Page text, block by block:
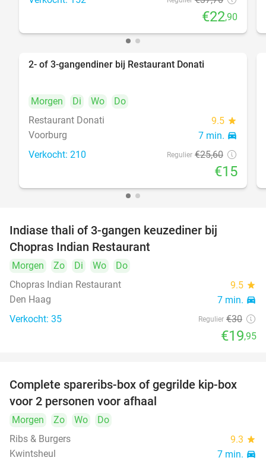
€22,90
2- of 3-gangendiner bij Restaurant Donati
Morgen Di Wo
Do
Restaurant Donati
9.5 star
Voorburg 7 min. directions_car
Verkocht: 210 Regulier €25,60
€15
Indiase thali of 3-gangen keuzediner bij
Chopras Indian Restaurant
Morgen Zo Di Wo
Do
Chopras Indian Restaurant
9.5 star
Den Haag 7 min. directions_car
Verkocht: 35 Regulier €30
€19,95
37%
Complete spareribs-box of gegrilde kip-box
voor 2 personen voor afhaal
Morgen Zo Wo
Do
Ribs & Burgers
9.3 star
Kwintsheul 7 min. directions_car